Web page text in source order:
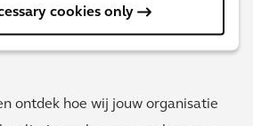
cookies only
over dit
ontdek hoe wij jouw organisatie